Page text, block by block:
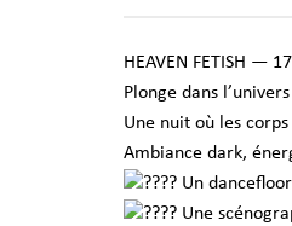
HEAVEN FETISH —
Plonge dans
Une nuit où les
Ambiance dark,
Un
Une